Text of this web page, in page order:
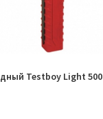
Testboy Light 500